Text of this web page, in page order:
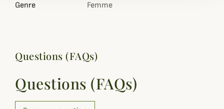
Genre Femme
Questions (FAQs)
Questions (FAQs)